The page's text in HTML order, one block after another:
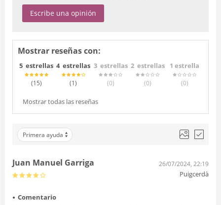
Escribe una opinión
Mostrar reseñas con:
5 estrellas
(15)
4 estrellas
(1)
3 estrellas
(0)
2 estrellas
(0)
1 estrella
(0)
Mostrar todas las reseñas
Primera ayuda
Juan Manuel Garriga 26/07/2024, 22:19
Puigcerdà
Comentario